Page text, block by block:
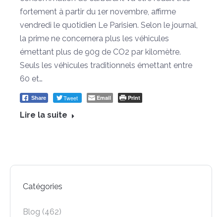
fortement à partir du 1er novembre, affirme
vendredi le quotidien Le Parisien. Selon le journal,
la prime ne concernera plus les véhicules
émettant plus de 90g de CO2 par kilomètre.
Seuls les véhicules traditionnels émettant entre
60 et…
Share Tweet Email Print
Lire la suite
Catégories
Blog (462)